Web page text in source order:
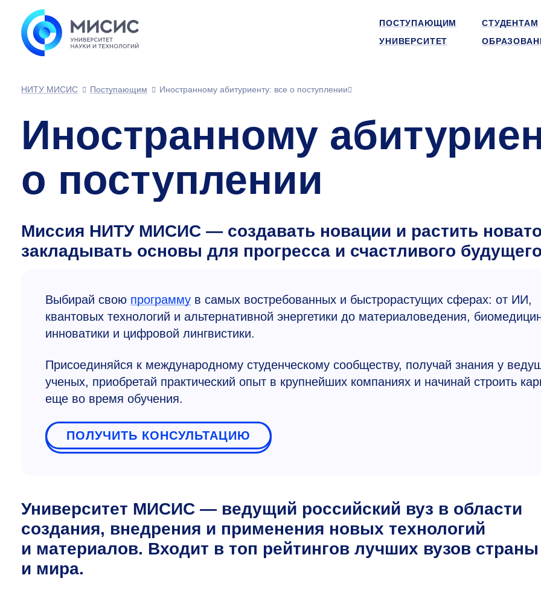
ПОСТУПАЮЩИМ
СТУДЕНТАМ
УНИВЕРСИТЕТ
НИТУ МИСИС Поступающим Иностранному абитуриенту: все о поступлении
Иностранному
о поступлении
Миссия НИТУ МИСИС — создавать новации и растить
закладывать основы для прогресса и счастливого
Выбирай свою программу в самых востребованных и быстрорастущих сферах: от ИИ,
квантовых технологий и альтернативной энергетики до материаловедения,
инноватики и цифровой лингвистики.
Присоединяйся к международному студенческому сообществу, получай знания у
ученых, приобретай практический опыт в крупнейших компаниях и начинай строить
еще во время обучения.
ПОЛУЧИТЬ КОНСУЛЬТАЦИЮ
Университет МИСИС — ведущий российский вуз в области
создания, внедрения и применения новых технологий
и материалов. Входит в топ рейтингов лучших вузов страны
и мира.